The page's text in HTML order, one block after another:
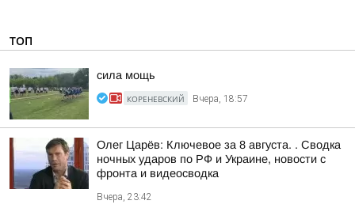
ТОП
сила мощь
КОРЕНЕВСКИЙ Вчера, 18:57
Олег Царёв: Ключевое за 8 августа. . Сводка
ночных ударов по РФ и Украине, новости с
фронта и видеосводка
Вчера, 23:42